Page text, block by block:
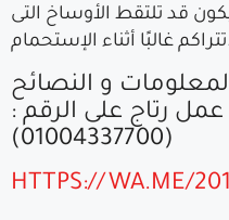
قد تلتقط الأوساخ التى
و النصائح
عمل رتاج على الرقم :
(01004337700)
HTTPS://WA.ME/